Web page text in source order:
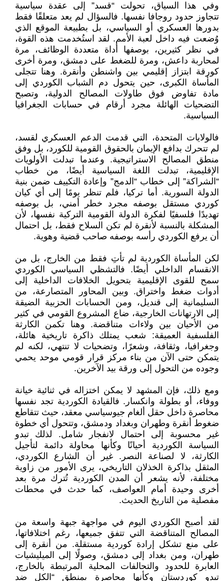
وفي هذا السياق، تحولت “قسد” إلى عقدة سياسية
تتجاوز حدود روجافا نفسها. فالسؤال لم يعد متعلقًا فقط
بدورها العسكري أو السياسي، بل بطبيعة الموقع الذي
وُضعت فيه داخل لعبة الأمم. لقد استُخدمت هذه القوة،
في نظر كثيرين، بوصفها أداة متعددة الوظائف، مرة
لمحاربة داعش، ومرة للضغط على دمشق، ومرة أخرى
كورقة ابتزاز إقليمي بين واشنطن وأنقرة. وهنا تتجلى
المأساة الكبرى، حين يتحول دم الشباب الكوردي إلى
مادة تفاوض فوق طاولات المصالح الدولية، وتصبح
التضحيات الهائلة مجرد أرقام في حسابات الجغرافيا
السياسية.
فالولايات المتحدة، التي قدمت الدعم العسكري لقسد،
لم تتحرك بدافع الإيمان بالحقوق القومية للكورد، بل وفق
منطق المصالح الاستراتيجية. وعندما تبدلت الأولويات
الإقليمية، تبدلت اللغة السياسية أيضًا، من خطاب
“الشراكة” إلى خطاب “الدمج” وإعادة التكييف ضمن بنية
الدولة السورية. أما تركيا، فلم تنظر يومًا إلى أي كيان
كوردي مستقل بوصفه مجرد خطر أمني، بل بوصفه
تهديدًا فلسفيًا لفكرة الدولة القومية التركية نفسها، لأن
المشكلة بالنسبة لأنقرة لم تكن السلاح فقط، بل احتمال
أن يرفع الكوردي رأسه بوصفه صاحب قضية وهوية.
لكن المأساة الكوردية لم تأتِ فقط من الخارج، بل من
الانقسام الداخلي أيضًا. فالتشظي السياسي الكوردي
سمح للقوى الإقليمية بتحويل الخلافات الداخلية إلى
أدوات ضغط واختراق. وبين المحاور المتصارعة، من
السليمانية إلى قنديل، ومن الحسابات الحزبية الضيقة
إلى الارتهانات الخارجية، ضاع المشروع القومي في كثير
من الأحيان بين ولاءات متناقضة. وهنا تكمن الكارثة
الفلسفية العميقة: شعب يمتلك ذاكرة تاريخية هائلة،
وجغرافيا، وثقافة، وشعرًا، وتضحيات لا تنتهي، لكنه لم
يتمكن حتى الآن من بناء مركز قرار قومي موحد يحمي
وجوده من التحول إلى ورقة بيد الآخرين.
ومع ذلك، فإن المشهد لا يمكن اختزاله في ثنائية خيانة
ووفاء، أو بطولة وانكسار. فالقيادة الكوردية تجد نفسها
محاصرة داخل حقل ألغام جيوسياسي معقد، حيث تتقاطع
ضغوط أنقرة وطهران وبغداد ودمشق، وتتحول أي خطوة
غير محسوبة إلى احتمال لانفجار شامل. لذلك تبدو
السياسة الكوردية أحيانًا وكأنها محاولة دائمة لتأجيل
الكارثة، لا لصناعة النصر. غير أن الشارع الكوردي،
المثقل بذاكرة الخذلان التاريخي، يرى الأمور من زاوية
مختلفة، لأنه يشعر أن المدن الكوردية تُترك مرة بعد
أخرى وحيدة أمام العواصف، كما حدث في محطات
مفصلية من التاريخ الحديث.
لقد أصبح الكوردي اليوم في مواجهة جبهة واسعة من
المصالح المتناقضة التي تتفق جميعها، رغم اختلافاتها،
على منع تشكل إرادة كوردية مستقلة. من أنقرة إلى
طهران، ومن بغداد إلى دمشق، وصولًا إلى الميليشيات
العابرة للحدود والتحالفات المحلية المرتبطة بالخارج،
تبدو كوردستان وكأنها محاصرة بمنطق “الكل ضد